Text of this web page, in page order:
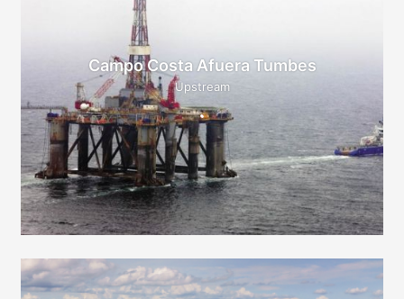
Campo Costa Afuera Tumbes
Upstream